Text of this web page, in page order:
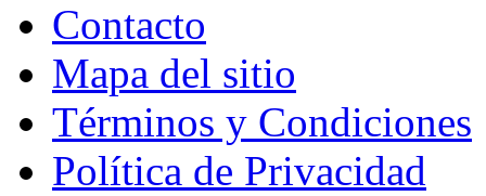
Contacto
Mapa del sitio
Términos y Condiciones
Política de Privacidad